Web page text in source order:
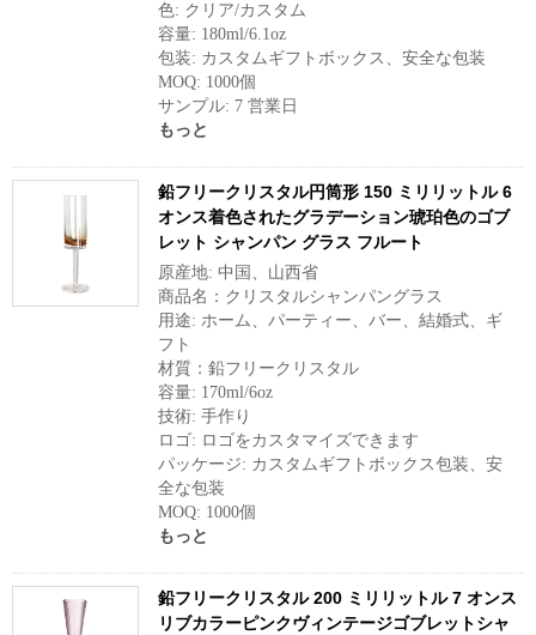
色: クリア/カスタム
容量: 180ml/6.1oz
包装: カスタムギフトボックス、安全な包装
MOQ: 1000個
サンプル: 7 営業日
もっと
鉛フリークリスタル円筒形 150 ミリリットル 6
オンス着色されたグラデーション琥珀色のゴブ
レット シャンパン グラス フルート
原産地: 中国、山西省
商品名：クリスタルシャンパングラス
用途: ホーム、パーティー、バー、結婚式、ギ
フト
材質：鉛フリークリスタル
容量: 170ml/6oz
技術: 手作り
ロゴ: ロゴをカスタマイズできます
パッケージ: カスタムギフトボックス包装、安
全な包装
MOQ: 1000個
もっと
鉛フリークリスタル 200 ミリリットル 7 オンス
リブカラーピンクヴィンテージゴブレットシャ